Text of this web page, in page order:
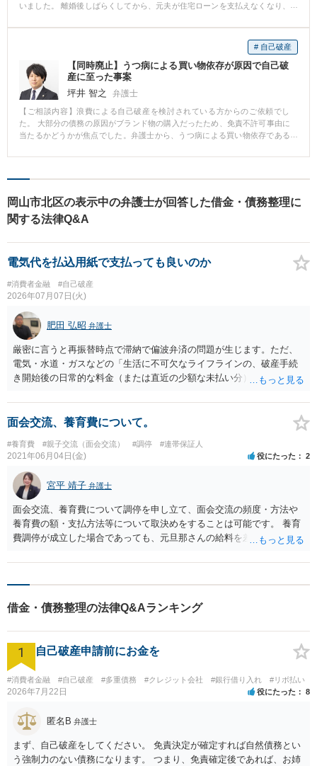
ました。 任意整理では圧縮できる金額が少なく支払いが難しいと考えられた
宅ローン以外の負債は160万円まで圧縮され、それを36回分割、つまり月額約
4万5000円で3年間支払えば完済できるということになり、安定した支払いが
できるようになりました。 【先生のコメント】 住宅ローンの支払いを延滞し
て保証会社が代位弁済するまでになっていたり、住宅に住宅ローン以外の債
権者の担保権が付いていたりすると、住宅資金特別条項付個人再生の利用が
行うと、クレジットカードの利用などはできなくなりますが、住宅を残した
ままで住宅ローン以外の債務を大幅に圧縮できますので、生活に余裕がで
き、借金の支払いに悩まないで済むようになります。 ただ、せっかく裁判所
範囲で早期に無理のない返済計画を立てることがポイントになります。
いました。 離婚後しばらくしてから、元夫が住宅ローンを支払えなくなり、
るために借金を重ねるようになりました。 【相談後】 裁判所に対して自己破
産を申し立て、住宅ローンを含めた全ての借金を清算することができまし
た。 【先生のコメント】 借金についてのご相談はできるだけ早めにするのを
おすすめします。時間が経てば経つほどに、返済できずに損害金がふくれあ
がったり、借金返済のための借金によって負債総額が大きくなっていきま
す。 この事例では自己破産をすることにデメリットがなかったため、自己破
産をおすすめしました。依頼者様は、自己破産をすることによって全ての借
金を清算することができ、新しい生活へと踏み出すことができました。
# 自己破産
【同時廃止】うつ病による買い物依存が原因で自己破
産に至った事案
坪井 智之
弁護士
【ご相談内容】浪費による自己破産を検討されている方からのご依頼でし
た。 大部分の債務の原因がブランド物の購入だったため、免責不許可事由に
当たるかどうかが焦点でした。弁護士から、うつ病による買い物依存である
った事案でした。
岡山市北区の表示中の弁護士が回答した借金・債務整理に
関する法律Q&A
電気代を払込用紙で支払っても良いのか
#消費者金融 #自己破産
2026年07月07日(火)
肥田 弘昭 弁護士
厳密に言うと再振替時点で滞納で偏波弁済の問題が生じます。ただ、
電気・水道・ガスなどの「生活に不可欠なライフラインの、破産手続
き開始後の日常的な料金（または直近の少額な未払い分）」の支払い
自己破産の申立てについて弁護士に依頼しているのであれば、その弁
護士と必ず相談して対応してください。ご参考にしてください。
面会交流、養育費について。
#養育費 #親子交流（面会交流） #調停 #連帯保証人
2021年06月04日(金) 役にたった 2
宮平 靖子 弁護士
面会交流、養育費について調停を申し立て、面会交流の頻度・方法や
養育費の額・支払方法等について取決めをすることは可能です。 養育
費調停が成立した場合であっても、元旦那さんの給料を差し押さえる
なることを前提に予め給料を差し押さえるということはできません。
ば、連帯保証人になってもらうという方法もありますが、このような
借金・債務整理の法律Q&Aランキング
1 自己破産申請前にお金を
#消費者金融 #自己破産 #多重債務 #クレジット会社 #銀行借り入れ #リボ払い
2026年7月22日 役にたった 8
匿名B 弁護士
まず、自己破産をしてください。 免責決定が確定すれば自然債務とい
う強制力のない債務になります。 つまり、免責確定後であれば、お姉